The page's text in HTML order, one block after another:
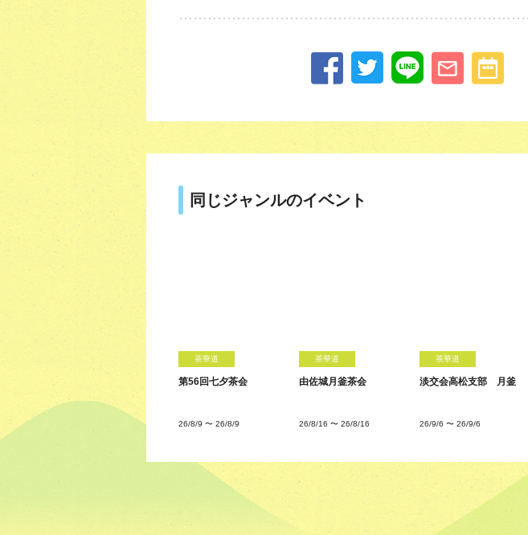
同じジャンルのイベント
茶華道
第56回七夕茶会
26/8/9 〜 26/8/9
茶華道
由佐城月釜茶会
26/8/16 〜 26/8/16
茶華道
淡交会高松支部 月釜
26/9/6 〜 26/9/6